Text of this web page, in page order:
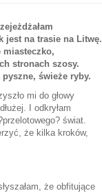
jest na trasie na Litwę.
miasteczko,
stronach szosy.
świeże ryby.
mi do głowy
I odkryłam
świat.
że kilka kroków,
że obfitujące